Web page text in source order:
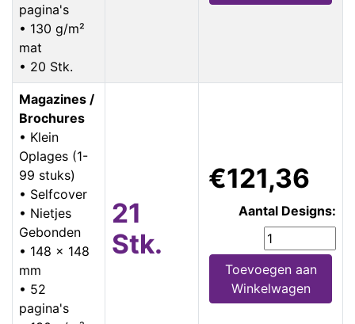
pagina's
• 130 g/m²
mat
• 20 Stk.
Magazines /
Brochures
• Klein
Oplages (1-
99 stuks)
• Selfcover
• Nietjes
Gebonden
• 148 x 148
mm
• 52
pagina's
21
Stk.
€121,36
Aantal Designs:
Toevoegen aan
Winkelwagen